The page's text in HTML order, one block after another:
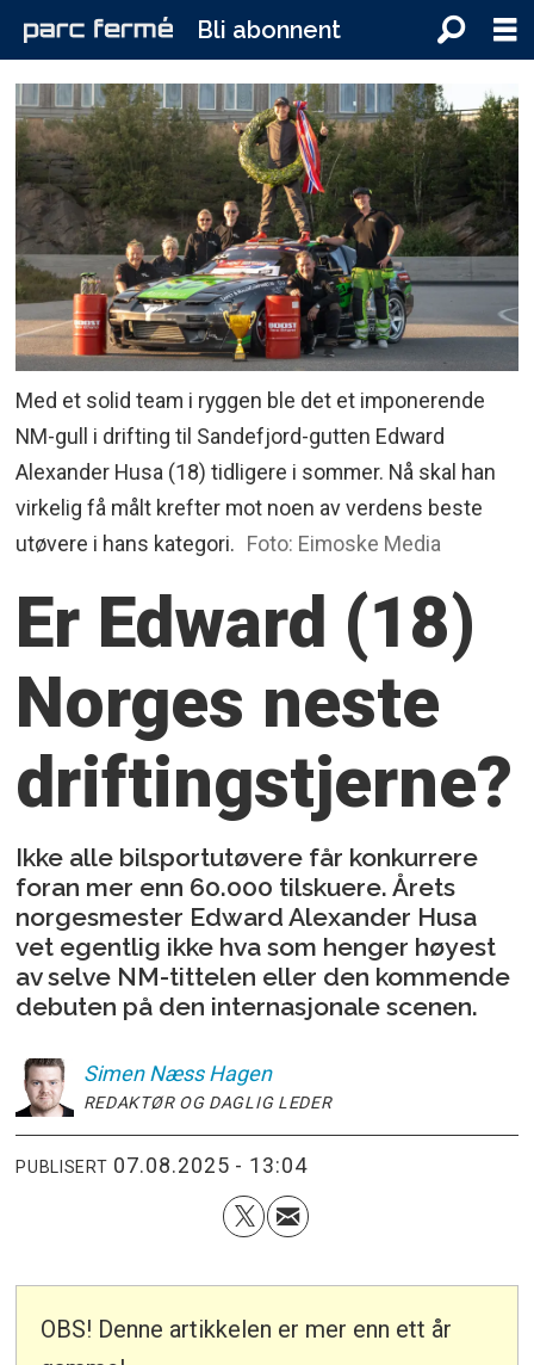
Bli abonnent
Med et solid team i ryggen ble det et imponerende
NM-gull i drifting til Sandefjord-gutten Edward
Alexander Husa (18) tidligere i sommer. Nå skal han
virkelig få målt krefter mot noen av verdens beste
utøvere i hans kategori. Foto: Eimoske Media
Er Edward (18)
Norges neste
driftingstjerne?
Ikke alle bilsportutøvere får konkurrere
foran mer enn 60.000 tilskuere. Årets
norgesmester Edward Alexander Husa
vet egentlig ikke hva som henger høyest
av selve NM-tittelen eller den kommende
debuten på den internasjonale scenen.
Simen Næss Hagen
REDAKTØR OG DAGLIG LEDER
PUBLISERT 07.08.2025 - 13:04
OBS! Denne artikkelen er mer enn ett år